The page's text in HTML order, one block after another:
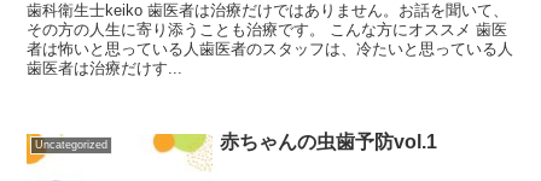
歯科衛生士keiko 歯医者は治療だけではありません。お話を聞いて、
その方の人生に寄り添うことも治療です。 こんな方にオススメ 歯医
者は怖いと思っている人歯医者のスタッフは、冷たいと思っている人
歯医者は治療だけす...
Uncategorized 赤ちゃんの虫歯予防vol.1